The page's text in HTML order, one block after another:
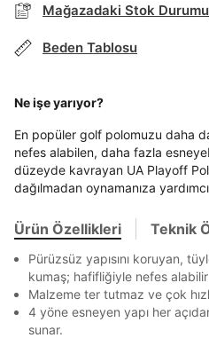
TAKSİT
İşbankası
Akbank Axess
Ziraat Bankası Ziraat
QNB QNB
Mağazadaki Stok Durumu
Beden Tablosu
Ne işe yarıyor?
En popüler golf polomuzu daha
nefes alabilen, daha fazla
düzeyde kavrayan UA Playoff
dağılmadan oynamanıza
Ürün Özellikleri Teknik
Pürüzsüz yapısını koruyan,
kumaş; hafifliğiyle nefes
Malzeme ter tutmaz ve çok
4 yöne esneyen yapı her
sunar.
Mağazada Bul
Beden Seçin
Ürün stoklara
bildirim
Kapat
Kapat
Sipariş Numaranız *
Şifre*
Bir rakam
En az 1 özel karakter
Aşağıdakileri okudum ve kabul
Kişisel verileriniz
Aydınlatma
uyarınca işlenecektir. Kişisel
Perakende Satış Giyim ve
tarafından ticari elektronik
işlenmesini kabul ediyorum.
SMS
Bilgilerinizi güncellemek
ile gelen kodu girerek
SMS
Bilgilerinizi güncellemek
ile gelen kodu girerek